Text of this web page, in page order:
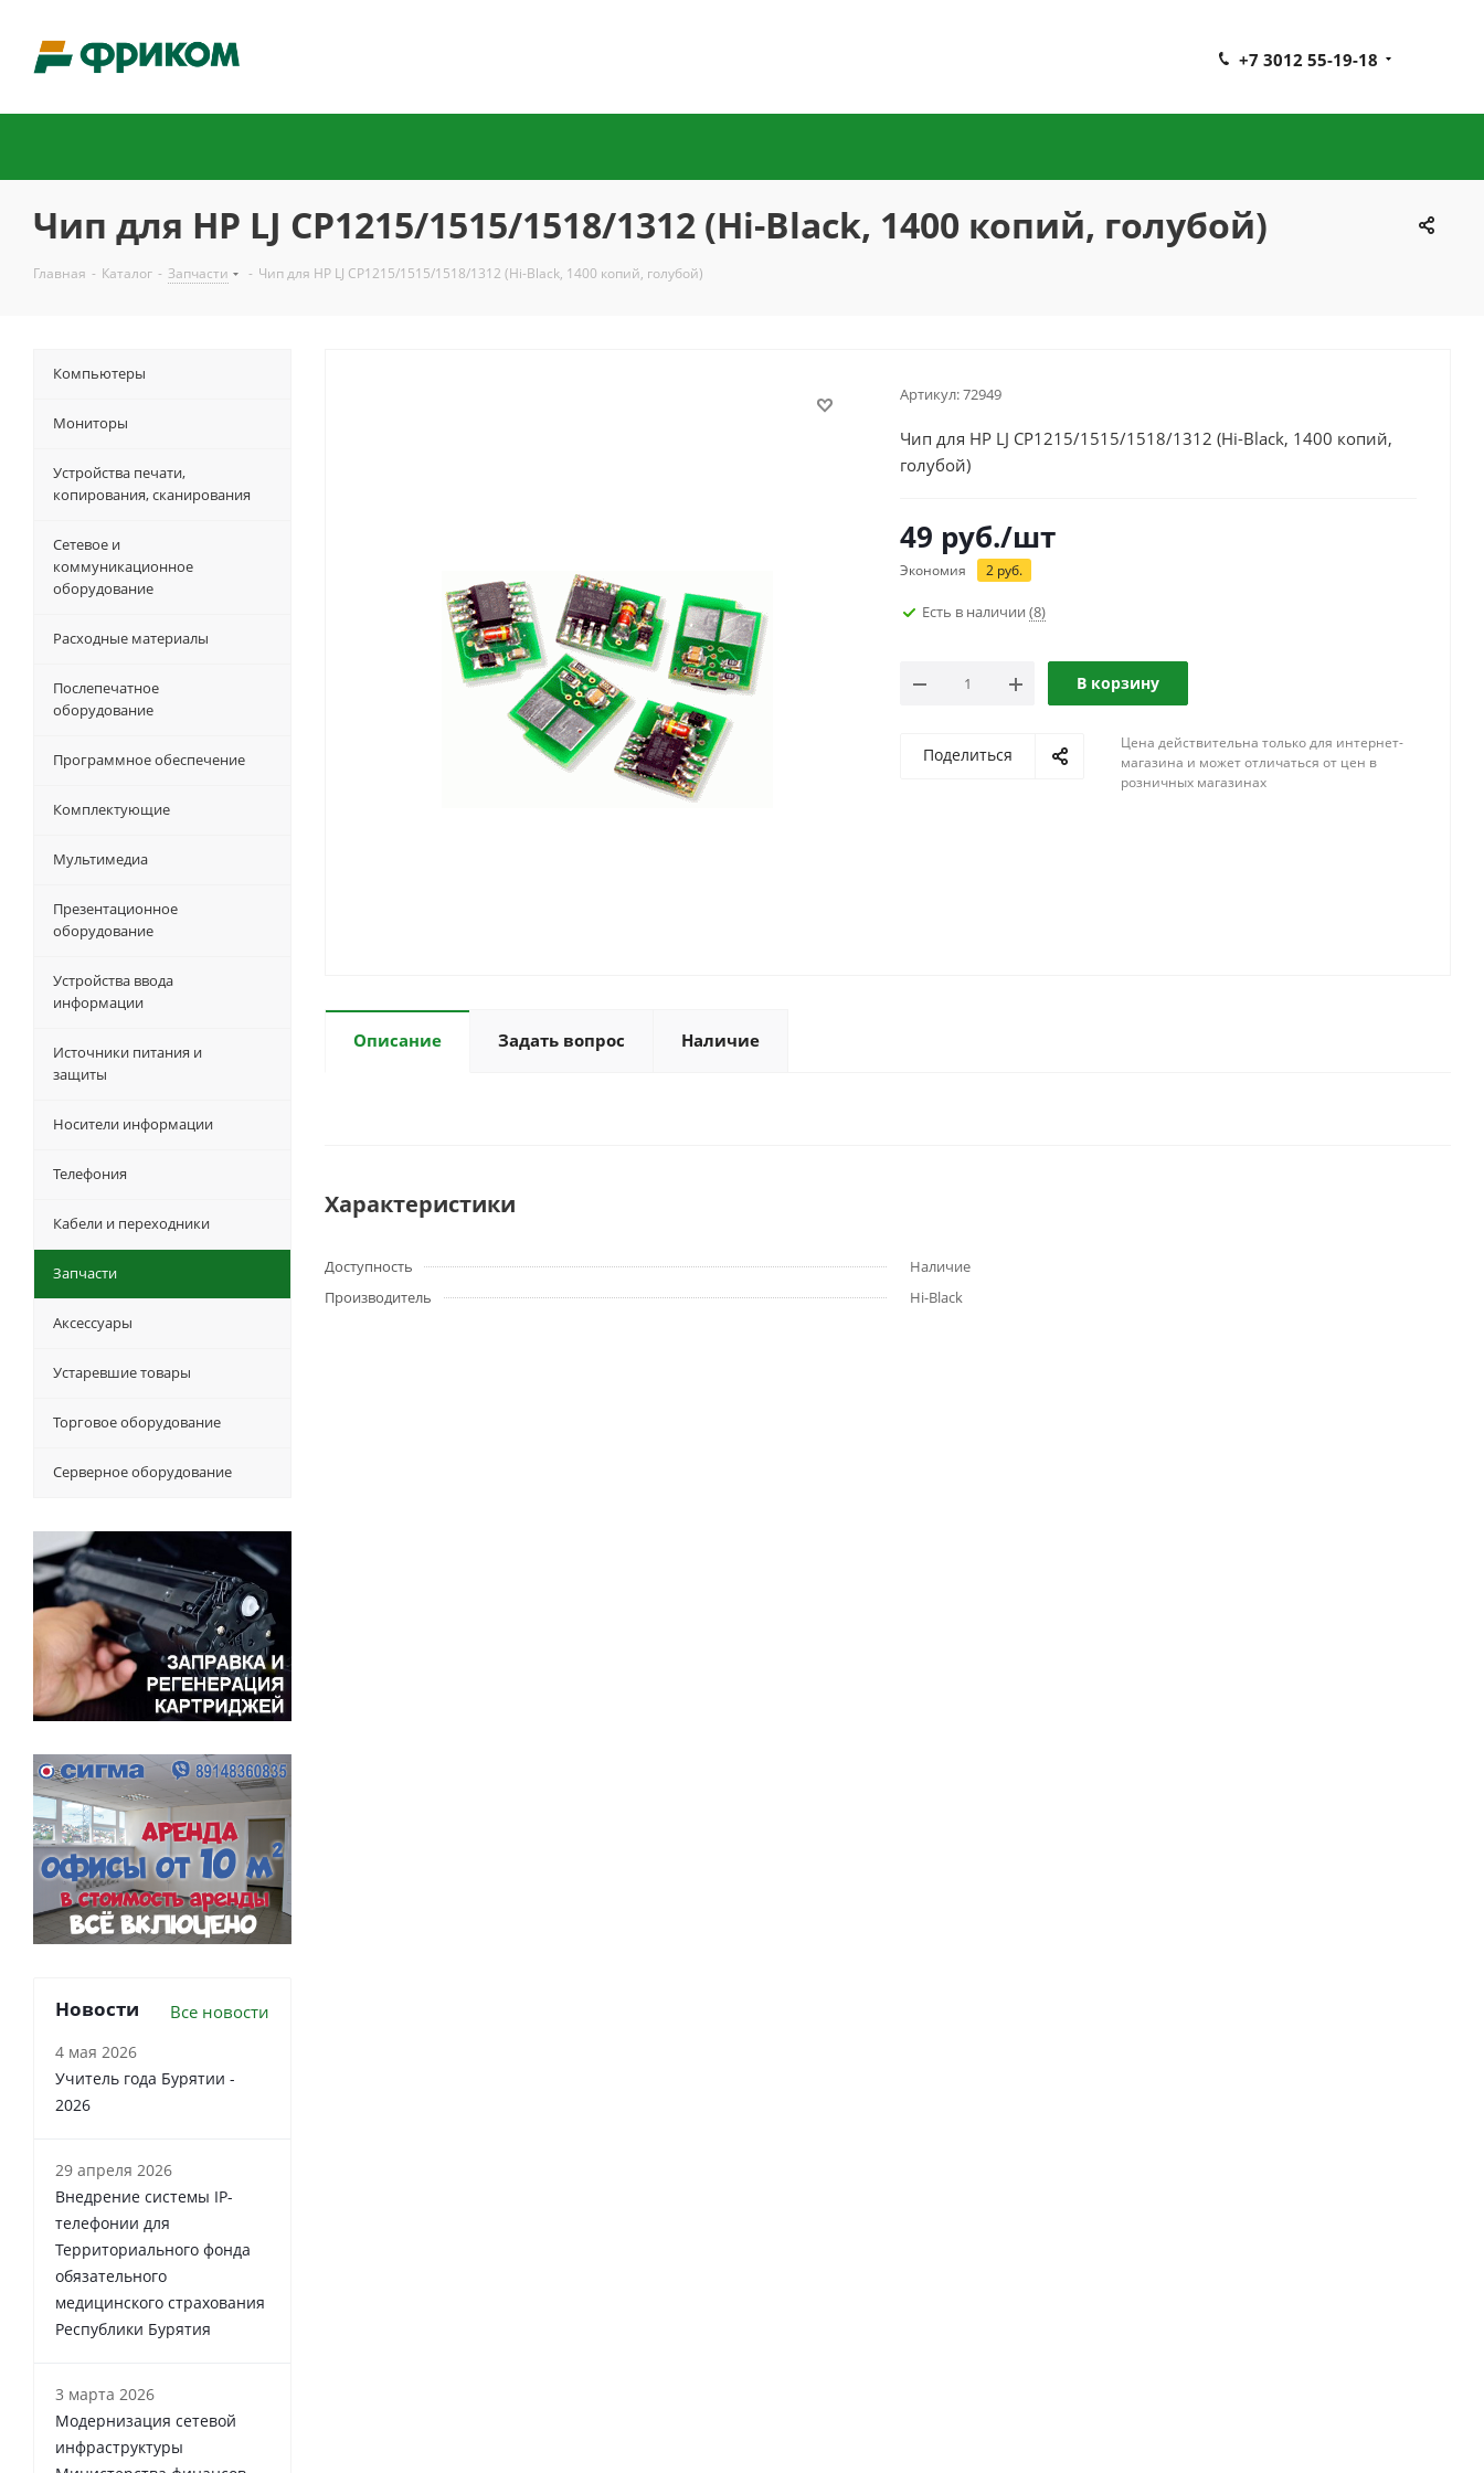
+7 3012 55-19-18
Чип для HP LJ CP1215/1515/1518/1312 (Hi-Black, 1400 копий, голубой)
Главная - Каталог - Запчасти - Чип для HP LJ CP1215/1515/1518/1312 (Hi-Black, 1400 копий, голубой)
Артикул:72949
Чип для HP LJ CP1215/1515/1518/1312 (Hi-Black, 1400 копий,
голубой)
49 руб./шт
Экономия 2 руб.
Есть в наличии (8)
В корзину
Поделиться
Цена действительна только для интернет-
магазина и может отличаться от цен в
розничных магазинах
Описание Задать вопрос Наличие
Характеристики
Доступность
Наличие
Производитель
Hi-Black
Компьютеры
Мониторы
Устройства печати,
копирования, сканирования
Сетевое и
коммуникационное
оборудование
Расходные материалы
Послепечатное
оборудование
Программное обеспечение
Комплектующие
Мультимедиа
Презентационное
оборудование
Устройства ввода
информации
Источники питания и
защиты
Носители информации
Телефония
Кабели и переходники
Запчасти
Аксессуары
Устаревшие товары
Торговое оборудование
Серверное оборудование
Новости Все новости
4 мая 2026
Учитель года Бурятии -
2026
29 апреля 2026
Внедрение системы IP-
телефонии для
Территориального фонда
обязательного
медицинского страхования
Республики Бурятия
3 марта 2026
Модернизация сетевой
инфраструктуры